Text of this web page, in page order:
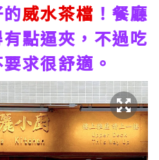
威水茶檔 ！餐廳
點逼夾，不過吃
求很舒適。